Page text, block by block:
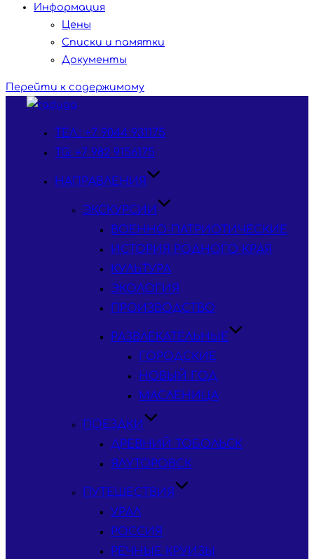
Информация
Цены
Списки и памятки
Документы
Перейти к содержимому
ТЕЛ.: +7 9044 931175
TG: +7 982 9156175
НАПРАВЛЕНИЯ
ЭКСКУРСИИ
ВОЕННО-ПАТРИОТИЧЕСКИЕ
ИСТОРИЯ РОДНОГО КРАЯ
КУЛЬТУРА
ЭКОЛОГИЯ
ПРОИЗВОДСТВО
РАЗВЛЕКАТЕЛЬНЫЕ
ГОРОДСКИЕ
НОВЫЙ ГОД
МАСЛЕНИЦА
ПОЕЗДКИ
ДРЕВНИЙ ТОБОЛЬСК
ЯЛУТОРОВСК
ПУТЕШЕСТВИЯ
УРАЛ
РОССИЯ
РЕЧНЫЕ КРУИЗЫ